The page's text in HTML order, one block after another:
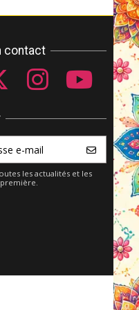
contact
les actualités et les